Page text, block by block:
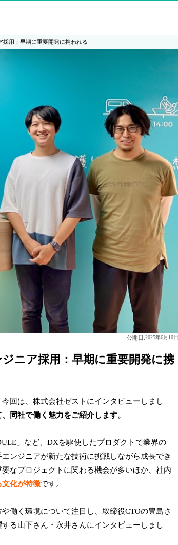
用：早期に重要開発に携われる
公開日:2025年6月10日
ニア採用：早期に重要開発に携
回は、株式会社ゼストにインタビューしまし
同社で働く魅力をご紹介します。
」など、DXを駆使したプロダクトで業界の
ンジニアが新たな技術に挑戦しながら成長でき
なプロジェクトに関わる機会が多いほか、社内
化が特徴です。
働く環境について注目し、取締役CTOの豊島さ
る山下さん・永井さんにインタビューしまし